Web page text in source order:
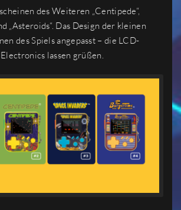
des Weiteren „Centipede“,
„Asteroids“. Das Design der kleinen
des Spiels angepasst – die LCD-
lassen grüßen.